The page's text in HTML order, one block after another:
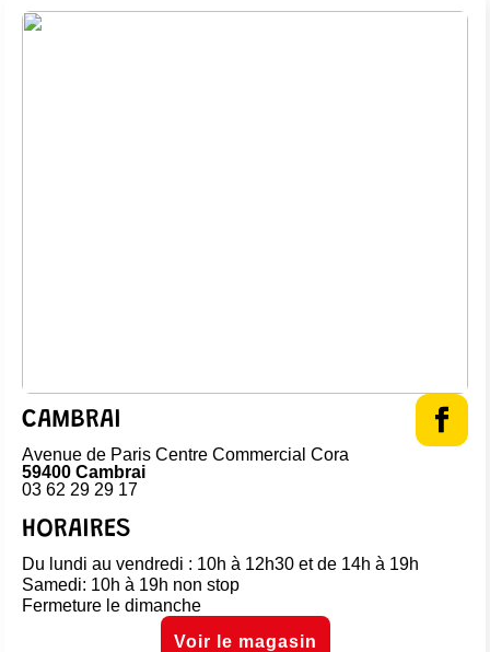
CAMBRAI
Avenue de Paris Centre Commercial Cora
59400 Cambrai
03 62 29 29 17
HORAIRES
Du lundi au vendredi : 10h à 12h30 et de 14h à 19h
Samedi: 10h à 19h non stop
Fermeture le dimanche
Voir le magasin